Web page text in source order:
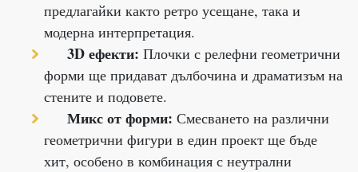
предлагайки както ретро усещане, така и
модерна интерпретация.
3D ефекти: Плочки с релефни геометрични
форми ще придават дълбочина и драматизъм на
стените и подовете.
Микс от форми: Смесването на различни
геометрични фигури в един проект ще бъде
хит, особено в комбинация с неутрални